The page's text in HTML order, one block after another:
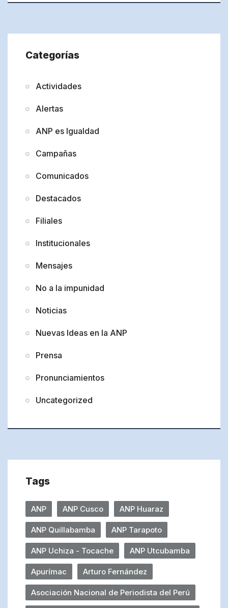
Categorías
Actividades
Alertas
ANP es Igualdad
Campañas
Comunicados
Destacados
Filiales
Institucionales
Mensajes
No a la impunidad
Noticias
Nuevas Ideas en la ANP
Prensa
Pronunciamientos
Uncategorized
Tags
ANP ANP Cusco ANP Huaraz
ANP Quillabamba ANP Tarapoto
ANP Uchiza - Tocache ANP Utcubamba
Apurímac Arturo Fernández
Asociación Nacional de Periodista del Perú